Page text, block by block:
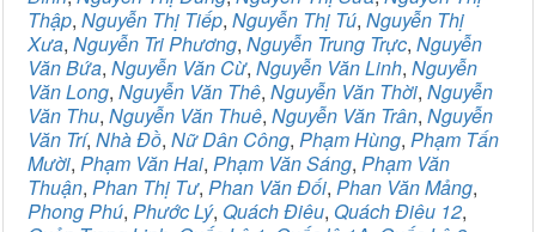
Thập, Nguyễn Thị Tiếp, Nguyễn Thị Tú, Nguyễn Thị
Xưa, Nguyễn Tri Phương, Nguyễn Trung Trực, Nguyễn
Văn Bứa, Nguyễn Văn Cừ, Nguyễn Văn Linh, Nguyễn
Văn Long, Nguyễn Văn Thê, Nguyễn Văn Thời, Nguyễn
Văn Thu, Nguyễn Văn Thuê, Nguyễn Văn Trân, Nguyễn
Văn Trí, Nhà Đồ, Nữ Dân Công, Phạm Hùng, Phạm Tấn
Mười, Phạm Văn Hai, Phạm Văn Sáng, Phạm Văn
Thuận, Phan Thị Tư, Phan Văn Đối, Phan Văn Mảng,
Phong Phú, Phước Lý, Quách Điêu, Quách Điêu 12,